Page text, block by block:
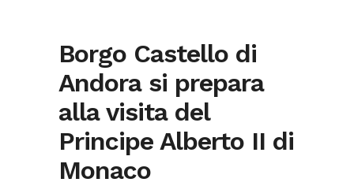
Borgo Castello di
Andora si prepara
alla visita del
Principe Alberto II di
Monaco